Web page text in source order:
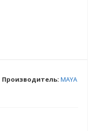
Производитель: MAYA